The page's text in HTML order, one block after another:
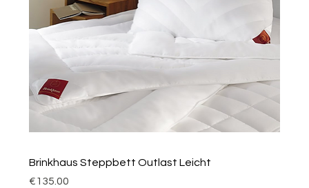
Brinkhaus Steppbett Outlast Leicht
Price
€135.00